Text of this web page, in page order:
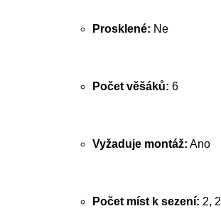
Prosklené: Ne
Počet věšáků: 6
Vyžaduje montáž: Ano
Počet míst k sezení: 2, 2